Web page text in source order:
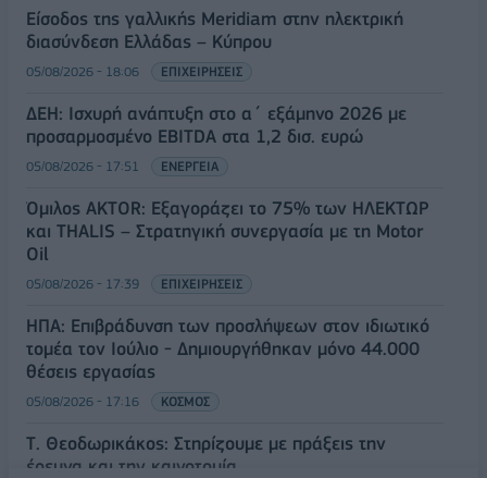
Είσοδος της γαλλικής Meridiam στην ηλεκτρική
διασύνδεση Ελλάδας – Κύπρου
05/08/2026 - 18:06 ΕΠΙΧΕΙΡΗΣΕΙΣ
ΔΕΗ: Ισχυρή ανάπτυξη στο α΄ εξάμηνο 2026 με
προσαρμοσμένο EBITDA στα 1,2 δισ. ευρώ
05/08/2026 - 17:51 ΕΝΕΡΓΕΙΑ
Όμιλος AKTOR: Εξαγοράζει το 75% των ΗΛΕΚΤΩΡ
και THALIS – Στρατηγική συνεργασία με τη Motor
Oil
05/08/2026 - 17:39 ΕΠΙΧΕΙΡΗΣΕΙΣ
ΗΠΑ: Επιβράδυνση των προσλήψεων στον ιδιωτικό
τομέα τον Ιούλιο - Δημιουργήθηκαν μόνο 44.000
θέσεις εργασίας
05/08/2026 - 17:16 ΚΟΣΜΟΣ
Τ. Θεοδωρικάκος: Στηρίζουμε με πράξεις την
έρευνα και την καινοτομία